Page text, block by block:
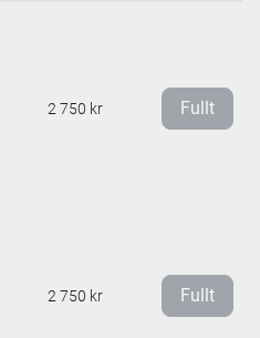
2 750 kr Fullt
2 750 kr Fullt